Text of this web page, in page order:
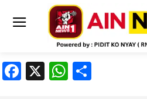
Facebook
X WhatsApp